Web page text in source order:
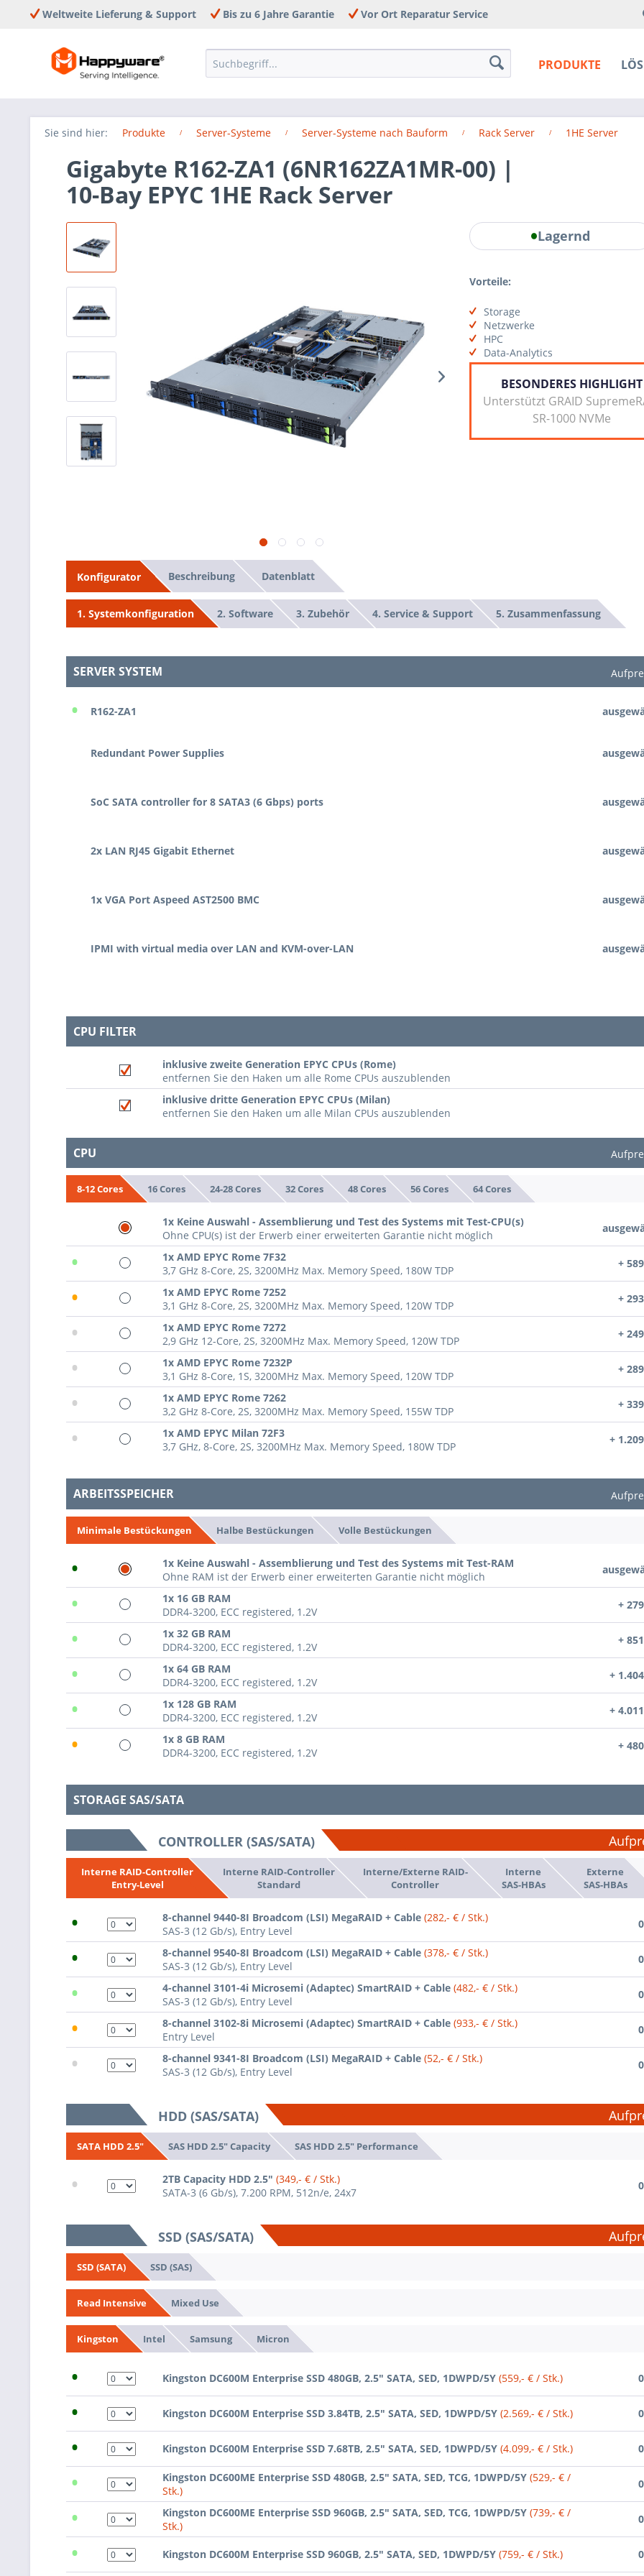
Weltweite Lieferung & Support Bis zu 6 Jahre Garantie Vor Ort Reparatur Service
PRODUKTE
Sie sind hier: Produkte Server-Systeme Server-Systeme nach Bauform Rack Server 1HE Server
Gigabyte R162-ZA1 (6NR162ZA1MR-00) |
10-Bay EPYC 1HE Rack Server
Lagernd
Vorteile:
Storage
Netzwerke
HPC
Data-Analytics
BESONDERES HIGHLIGHT
Unterstützt GRAID
SR-1000 NVMe
Konfigurator Beschreibung Datenblatt
1. Systemkonfiguration 2. Software 3. Zubehör 4. Service & Support 5. Zusammenfassung
SERVER SYSTEM
• R162-ZA1
Redundant Power Supplies
SoC SATA controller for 8 SATA3 (6 Gbps) ports
2x LAN RJ45 Gigabit Ethernet
1x VGA Port Aspeed AST2500 BMC
IPMI with virtual media over LAN and KVM-over-LAN
CPU FILTER
inklusive zweite Generation EPYC CPUs (Rome)
entfernen Sie den Haken um alle Rome CPUs auszublenden
inklusive dritte Generation EPYC CPUs (Milan)
entfernen Sie den Haken um alle Milan CPUs auszublenden
CPU
8-12 Cores 16 Cores 24-28 Cores 32 Cores 48 Cores 56 Cores 64 Cores
1x Keine Auswahl - Assemblierung und Test des Systems mit Test-CPU(s)
Ohne CPU(s) ist der Erwerb einer erweiterten Garantie nicht möglich
•
1x AMD EPYC Rome 7F32
3,7 GHz 8-Core, 2S, 3200MHz Max. Memory Speed, 180W TDP
+
•
1x AMD EPYC Rome 7252
3,1 GHz 8-Core, 2S, 3200MHz Max. Memory Speed, 120W TDP
+
•
1x AMD EPYC Rome 7272
2,9 GHz 12-Core, 2S, 3200MHz Max. Memory Speed, 120W TDP
+
•
1x AMD EPYC Rome 7232P
3,1 GHz 8-Core, 1S, 3200MHz Max. Memory Speed, 120W TDP
+
•
1x AMD EPYC Rome 7262
3,2 GHz 8-Core, 2S, 3200MHz Max. Memory Speed, 155W TDP
+
•
1x AMD EPYC Milan 72F3
3,7 GHz, 8-Core, 2S, 3200MHz Max. Memory Speed, 180W TDP
+
ARBEITSSPEICHER
Minimale Bestückungen Halbe Bestückungen Volle Bestückungen
•
1x Keine Auswahl - Assemblierung und Test des Systems mit Test-RAM
Ohne RAM ist der Erwerb einer erweiterten Garantie nicht möglich
•
1x 16 GB RAM
DDR4-3200, ECC registered, 1.2V
+
•
1x 32 GB RAM
DDR4-3200, ECC registered, 1.2V
+
•
1x 64 GB RAM
DDR4-3200, ECC registered, 1.2V
+
•
1x 128 GB RAM
DDR4-3200, ECC registered, 1.2V
+
•
1x 8 GB RAM
DDR4-3200, ECC registered, 1.2V
+
STORAGE SAS/SATA
CONTROLLER (SAS/SATA)
Interne RAID-Controller
Entry-Level
Interne RAID-Controller
Standard
Interne/Externe RAID-
Controller
Interne
SAS-HBAs
Externe
SAS-HBAs
• 8-channel 9440-8I Broadcom (LSI) MegaRAID + Cable (282,- € / Stk.)
SAS-3 (12 Gb/s), Entry Level
• 8-channel 9540-8I Broadcom (LSI) MegaRAID + Cable (378,- € / Stk.)
SAS-3 (12 Gb/s), Entry Level
• 4-channel 3101-4i Microsemi (Adaptec) SmartRAID + Cable (482,- € / Stk.)
SAS-3 (12 Gb/s), Entry Level
• 8-channel 3102-8i Microsemi (Adaptec) SmartRAID + Cable (933,- € / Stk.)
Entry Level
• 8-channel 9341-8I Broadcom (LSI) MegaRAID + Cable (52,- € / Stk.)
SAS-3 (12 Gb/s), Entry Level
HDD (SAS/SATA)
SATA HDD 2.5" SAS HDD 2.5" Capacity SAS HDD 2.5" Performance
• 2TB Capacity HDD 2.5" (349,- € / Stk.)
SATA-3 (6 Gb/s), 7.200 RPM, 512n/e, 24x7
SSD (SAS/SATA)
SSD (SATA) SSD (SAS)
Read Intensive Mixed Use
Kingston Intel Samsung Micron
• Kingston DC600M Enterprise SSD 480GB, 2.5" SATA, SED, 1DWPD/5Y (559,- € / Stk.)
• Kingston DC600M Enterprise SSD 3.84TB, 2.5" SATA, SED, 1DWPD/5Y (2.569,- € / Stk.)
• Kingston DC600M Enterprise SSD 7.68TB, 2.5" SATA, SED, 1DWPD/5Y (4.099,- € / Stk.)
• Kingston DC600ME Enterprise SSD 480GB, 2.5" SATA, SED, TCG, 1DWPD/5Y (529,- € /
Stk.)
• Kingston DC600ME Enterprise SSD 960GB, 2.5" SATA, SED, TCG, 1DWPD/5Y (739,- € /
Stk.)
• Kingston DC600M Enterprise SSD 960GB, 2.5" SATA, SED, 1DWPD/5Y (759,- € / Stk.)